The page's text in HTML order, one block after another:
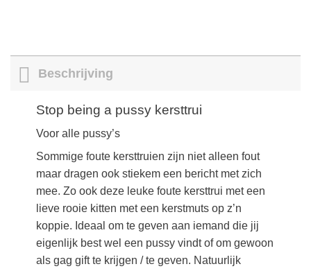
Beschrijving
Stop being a pussy kersttrui
Voor alle pussy’s
Sommige foute kersttruien zijn niet alleen fout
maar dragen ook stiekem een bericht met zich
mee. Zo ook deze leuke foute kersttrui met een
lieve rooie kitten met een kerstmuts op z’n
koppie. Ideaal om te geven aan iemand die jij
eigenlijk best wel een pussy vindt of om gewoon
als gag gift te krijgen / te geven. Natuurlijk